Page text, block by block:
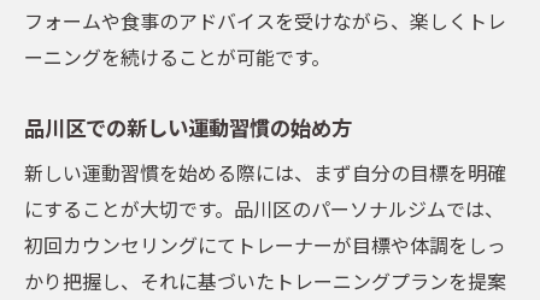
フォームや食事のアドバイスを受けながら、楽しくトレ
ーニングを続けることが可能です。
品川区での新しい運動習慣の始め方
新しい運動習慣を始める際には、まず自分の目標を明確
にすることが大切です。品川区のパーソナルジムでは、
初回カウンセリングにてトレーナーが目標や体調をしっ
かり把握し、それに基づいたトレーニングプランを提案